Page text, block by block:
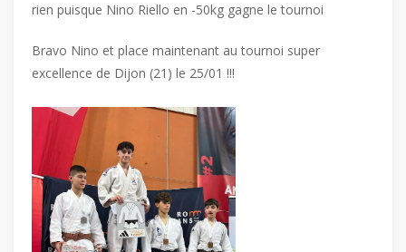
rien puisque Nino Riello en -50kg gagne le tournoi
Bravo Nino et place maintenant au tournoi super
excellence de Dijon (21) le 25/01 !!!